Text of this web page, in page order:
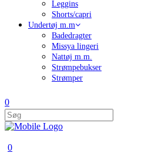
Leggins
Shorts/capri
Undertøj m.m
Badedragter
Missya lingeri
Nattøj m.m.
Strømpebukser
Strømper
0
0